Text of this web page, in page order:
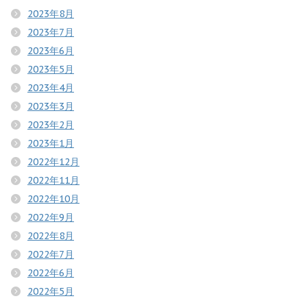
2023年8月
2023年7月
2023年6月
2023年5月
2023年4月
2023年3月
2023年2月
2023年1月
2022年12月
2022年11月
2022年10月
2022年9月
2022年8月
2022年7月
2022年6月
2022年5月